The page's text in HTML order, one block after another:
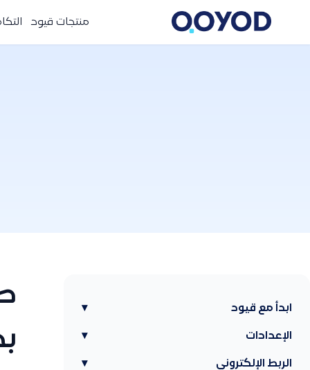
منتجات قيود
ابدأ مع قيود ▾
الإعدادات ▾
الربط الإلكتروني ▾